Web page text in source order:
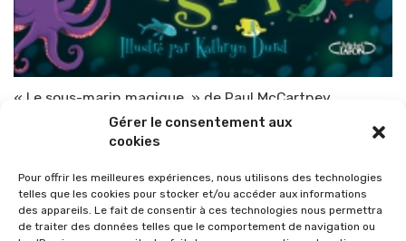
Gérer le consentement aux
cookies
Pour offrir les meilleures expériences, nous utilisons des technologies
telles que les cookies pour stocker et/ou accéder aux informations
des appareils. Le fait de consentir à ces technologies nous permettra
de traiter des données telles que le comportement de navigation ou
« Le sous-marin magique » de Paul McCartney
TOP-PARENTS 10 septembre 2021